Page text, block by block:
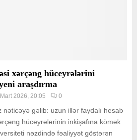
xərçəng hüceyrələrini
araşdırma
2026, 20:05 0
nəticəyə gəlib: uzun illər faydalı hesab
hüceyrələrinin inkişafına kömək
nəzdində fəaliyyət göstərən